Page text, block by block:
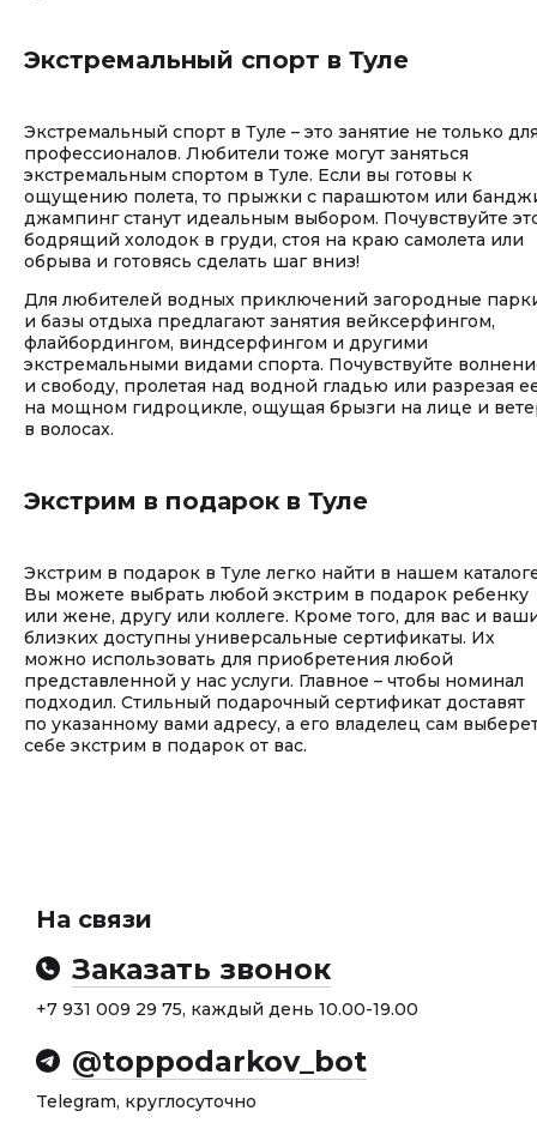
Экстремальный спорт в Туле
Экстремальный спорт в Туле – это занятие не только
профессионалов. Любители тоже могут заняться
экстремальным спортом в Туле. Если вы готовы к
ощущению полета, то прыжки с парашютом или
джампинг станут идеальным выбором. Почувствуйте
бодрящий холодок в груди, стоя на краю самолета или
обрыва и готовясь сделать шаг вниз!
Для любителей водных приключений загородные
и базы отдыха предлагают занятия вейксерфингом,
флайбордингом, виндсерфингом и другими
экстремальными видами спорта. Почувствуйте
и свободу, пролетая над водной гладью или разрезая
на мощном гидроцикле, ощущая брызги на лице и
в волосах.
Экстрим в подарок в Туле
Экстрим в подарок в Туле легко найти в нашем
Вы можете выбрать любой экстрим в подарок ребенку
или жене, другу или коллеге. Кроме того, для вас и
близких доступны универсальные сертификаты. Их
можно использовать для приобретения любой
представленной у нас услуги. Главное – чтобы номинал
подходил. Стильный подарочный сертификат доставят
по указанному вами адресу, а его владелец сам
себе экстрим в подарок от вас.
На связи
Заказать звонок
+7 931 009 29 75, каждый день 10.00-19.00
@toppodarkov_bot
Telegram, круглосуточно